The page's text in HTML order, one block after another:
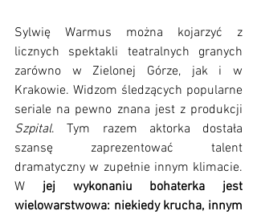
Sylwię Warmus można kojarzyć z
licznych spektakli teatralnych granych
zarówno w Zielonej Górze, jak i w
Krakowie. Widzom śledzących popularne
Szpital. Tym razem aktorka dostała
szansę zaprezentować talent
dramatyczny w zupełnie innym klimacie.
W jej wykonaniu bohaterka jest
wielowarstwowa: niekiedy krucha, innym